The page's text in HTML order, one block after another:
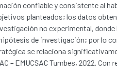
confiable y consistente al
planteados; los datos
no experimental,
de investigación; por lo
se relaciona
– EMUCSAC Tumbes, 2022. Con